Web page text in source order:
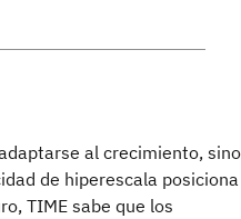
al crecimiento, sino
de hiperescala posiciona
TIME sabe que los